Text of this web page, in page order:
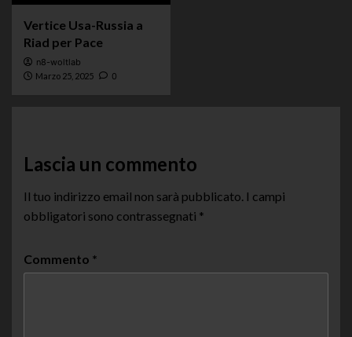
Vertice Usa-Russia a
Riad per Pace
n8-woltlab
Marzo 25, 2025 0
Lascia un commento
Il tuo indirizzo email non sarà pubblicato. I campi
obbligatori sono contrassegnati *
Commento *